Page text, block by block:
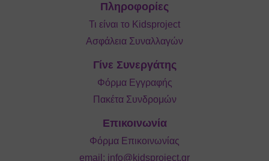
Πληροφορίες
Τι είναι το Kidsproject
Ασφάλεια Συναλλαγών
Γίνε Συνεργάτης
Φόρμα Εγγραφής
Πακέτα Συνδρομών
Επικοινωνία
Φόρμα Επικοινωνίας
email: info@kidsproject.gr